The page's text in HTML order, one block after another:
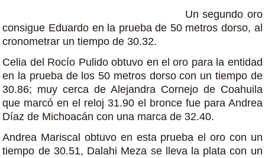
Un segundo oro
consigue Eduardo en la prueba de 50 metros dorso, al
cronometrar un tiempo de 30.32.
Celia del Rocío Pulido obtuvo en el oro para la entidad
en la prueba de los 50 metros dorso con un tiempo de
30.86; muy cerca de Alejandra Cornejo de Coahuila
que marcó en el reloj 31.90 el bronce fue para Andrea
Díaz de Michoacán con una marca de 32.40.
Andrea Mariscal obtuvo en esta prueba el oro con un
tiempo de 30.51, Dalahi Meza se lleva la plata con un